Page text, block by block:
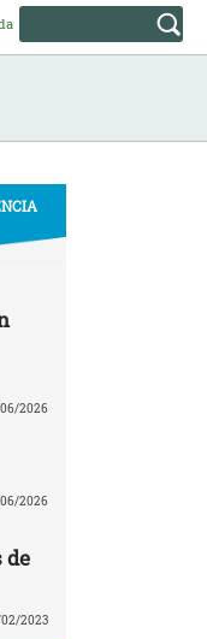
2026
2026
de
2023